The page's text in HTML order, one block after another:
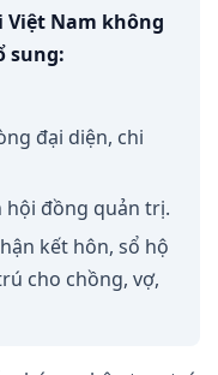
Nam không
sung:
đại diện, chi
hội đồng quản trị.
kết hôn, sổ hộ
cho chồng, vợ,